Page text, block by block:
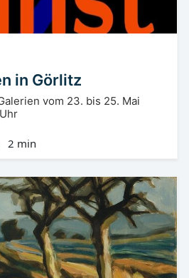
in Görlitz
vom 23. bis 25. Mai
2 min